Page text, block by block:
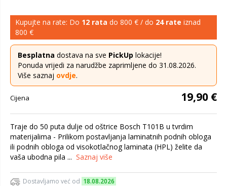
Kupujte na rate: Do 12 rata do 800 € / do 24 rate iznad
800 €
Besplatna dostava na sve PickUp lokacije!
Ponuda vrijedi za narudžbe zaprimljene do 31.08.2026.
Više saznaj ovdje.
Cijena 19,90 €
Traje do 50 puta dulje od oštrice Bosch T101B u tvrdim
materijalima - Prilikom postavljanja laminatnih podnih obloga
ili podnih obloga od visokotlačnog laminata (HPL) želite da
vaša ubodna pila ... Saznaj više
Dostavljamo već od 18.08.2026